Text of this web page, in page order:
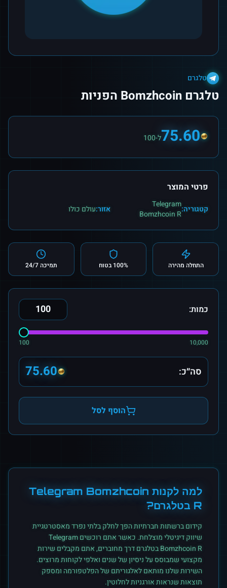
טלגרם
טלגרם Bomzhcoin הפניות
75.60ל-100
פרטי המוצר
קטגוריה:Telegram
Bomzhcoin R
אזור:עולם כולו
התחלה מהירה 100% בטוח תמיכה 24/7
כמות:
100 10,000
סה״כ: 75.60
הוסף לסל
למה לקנות Telegram Bomzhcoin
R בטלגרם?
קידום ברשתות חברתיות הפך לחלק בלתי נפרד מאסטרטגיית
שיווק דיגיטלי מוצלחת. כאשר אתם רוכשיםTelegram
Bomzhcoin Rבטלגרםדרך מחוברים, אתם מקבלים שירות
מקצועי שמבוסס על ניסיון של שנים ואלפי לקוחות מרוצים.
השירות שלנו מותאם לאלגוריתם של הפלטפורמה ומספק
תוצאות שנראות אורגניות לחלוטין.